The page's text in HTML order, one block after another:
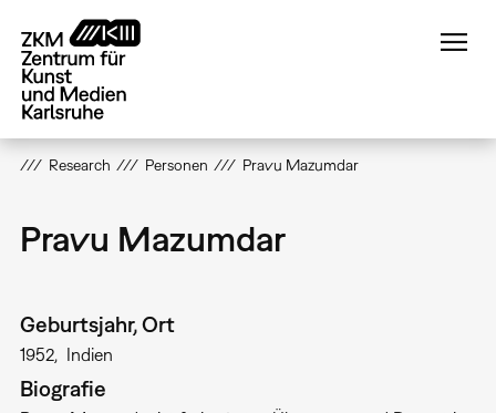
zum
Inhalt
Research Personen Pravu Mazumdar
Pravu Mazumdar
Geburtsjahr, Ort
1952 Indien
Biografie